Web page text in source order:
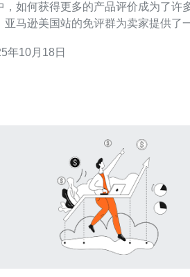
，如何获得更多的产品评价成为了许
亚马逊美国站的免评群为卖家提供了
作的步骤指南。 以下是关于亚马逊美国站免
年10月18日